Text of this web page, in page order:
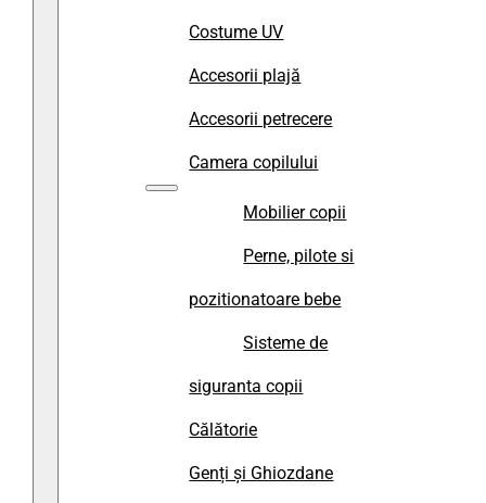
Costume UV
Accesorii plajă
Accesorii petrecere
Camera copilului
Mobilier copii
Perne, pilote si
pozitionatoare bebe
Sisteme de
siguranta copii
Călătorie
Genți și Ghiozdane